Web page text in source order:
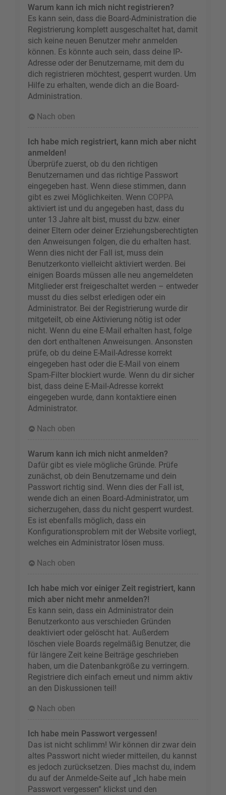
Warum kann ich mich nicht registrieren?
Es kann sein, dass die Board-Administration die
Registrierung komplett ausgeschaltet hat, damit
sich keine neuen Benutzer mehr anmelden
können. Es könnte auch sein, dass deine IP-
Adresse oder der Benutzername, mit dem du
dich registrieren möchtest, gesperrt wurden. Um
Hilfe zu erhalten, wende dich an die Board-
Administration.
Nach oben
Ich habe mich registriert, kann mich aber nicht
anmelden!
Überprüfe zuerst, ob du den richtigen
Benutzernamen und das richtige Passwort
eingegeben hast. Wenn diese stimmen, dann
gibt es zwei Möglichkeiten. Wenn COPPA
aktiviert ist und du angegeben hast, dass du
unter 13 Jahre alt bist, musst du bzw. einer
deiner Eltern oder deiner Erziehungsberechtigten
den Anweisungen folgen, die du erhalten hast.
Wenn dies nicht der Fall ist, muss dein
Benutzerkonto vielleicht aktiviert werden. Bei
einigen Boards müssen alle neu angemeldeten
Mitglieder erst freigeschaltet werden – entweder
musst du dies selbst erledigen oder ein
Administrator. Bei der Registrierung wurde dir
mitgeteilt, ob eine Aktivierung nötig ist oder
nicht. Wenn du eine E-Mail erhalten hast, folge
den dort enthaltenen Anweisungen. Ansonsten
prüfe, ob du deine E-Mail-Adresse korrekt
eingegeben hast oder die E-Mail von einem
Spam-Filter blockiert wurde. Wenn du dir sicher
bist, dass deine E-Mail-Adresse korrekt
eingegeben wurde, dann kontaktiere einen
Administrator.
Nach oben
Warum kann ich mich nicht anmelden?
Dafür gibt es viele mögliche Gründe. Prüfe
zunächst, ob dein Benutzername und dein
Passwort richtig sind. Wenn dies der Fall ist,
wende dich an einen Board-Administrator, um
sicherzugehen, dass du nicht gesperrt wurdest.
Es ist ebenfalls möglich, dass ein
Konfigurationsproblem mit der Website vorliegt,
welches ein Administrator lösen muss.
Nach oben
Ich habe mich vor einiger Zeit registriert, kann
mich aber nicht mehr anmelden?!
Es kann sein, dass ein Administrator dein
Benutzerkonto aus verschieden Gründen
deaktiviert oder gelöscht hat. Außerdem
löschen viele Boards regelmäßig Benutzer, die
für längere Zeit keine Beiträge geschrieben
haben, um die Datenbankgröße zu verringern.
Registriere dich einfach erneut und nimm aktiv
an den Diskussionen teil!
Nach oben
Ich habe mein Passwort vergessen!
Das ist nicht schlimm! Wir können dir zwar dein
altes Passwort nicht wieder mitteilen, du kannst
es jedoch zurücksetzen. Dies machst du, indem
du auf der Anmelde-Seite auf „Ich habe mein
Passwort vergessen“ klickst und den